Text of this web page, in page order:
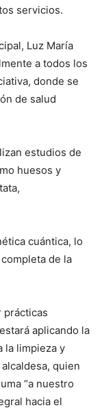
servicios.
Luz María
a todos los
donde se
de salud
estudios de
huesos y
cuántica, lo
de la
prácticas
aplicando la
la limpieza y
quien
“a nuestro
hacia el